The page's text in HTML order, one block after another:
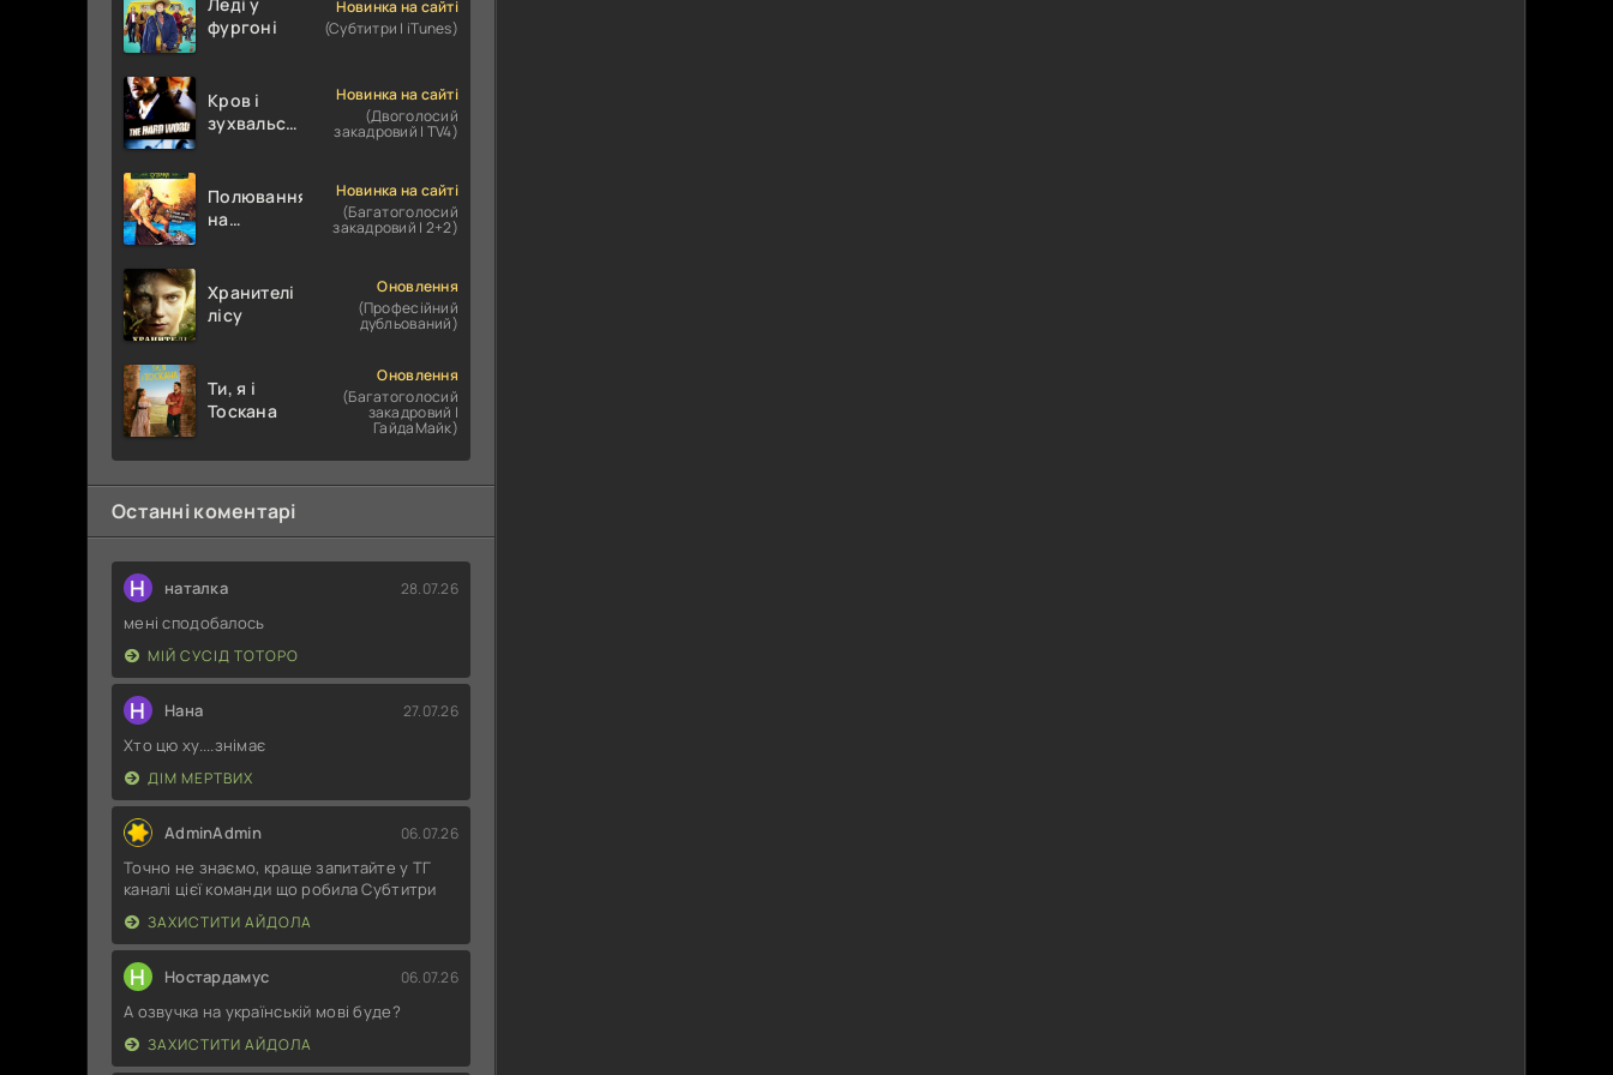
фургоні
Новинка на сайті
(Субтитри | iTunes)
Кров і
зухвальство
Новинка на сайті
(Двоголосий
закадровий | TV4)
Полювання
на
Новинка на сайті
(Багатоголосий
закадровий | 2+2)
Хранителі
лісу
Оновлення
(Професійний
дубльований)
Ти, я і
Тоскана
Оновлення
(Багатоголосий
закадровий |
ГайдаМайк)
Останні коментарі
Н наталка 28.07.26
мені сподобалось
МІЙ СУСІД ТОТОРО
Н Нана 27.07.26
Хто цю ху....знімає
ДІМ МЕРТВИХ
AdminAdmin 06.07.26
Точно не знаємо, краще запитайте у ТГ
каналі цієї команди що робила Субтитри
ЗАХИСТИТИ АЙДОЛА
Н Ностардамус 06.07.26
А озвучка на українській мові буде?
ЗАХИСТИТИ АЙДОЛА